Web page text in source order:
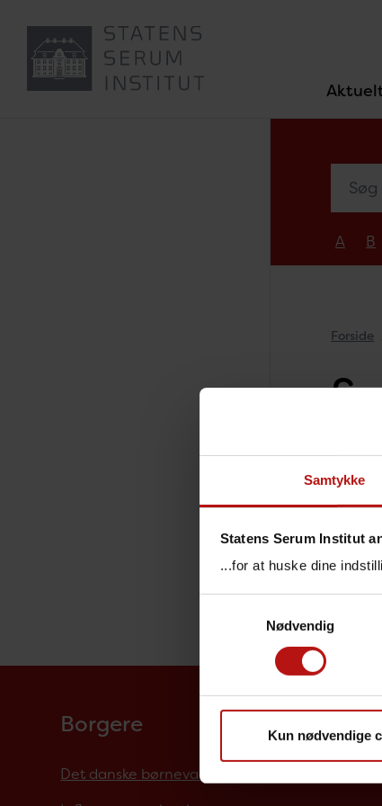
Samtykke
Statens Serum Institut
...for at huske dine
Nødvendig
Kun nødvendige
A B
Forside
Borgere
Det danske børnevaccinationsprogram